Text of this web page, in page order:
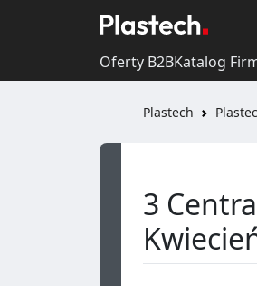
Oferty B2BKatalog
Plastech
3